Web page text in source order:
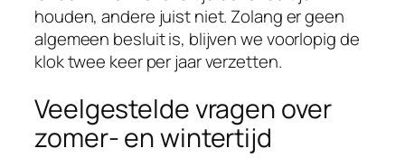
houden, andere juist niet. Zolang er geen
algemeen besluit is, blijven we voorlopig de
klok twee keer per jaar verzetten.
Veelgestelde vragen over
zomer- en wintertijd